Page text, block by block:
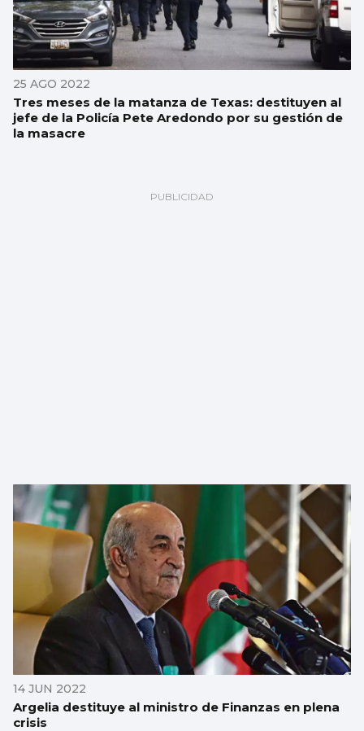
25 AGO 2022
Tres meses de la matanza de Texas: destituyen al
jefe de la Policía Pete Aredondo por su gestión de
la masacre
14 JUN 2022
Argelia destituye al ministro de Finanzas en plena
crisis